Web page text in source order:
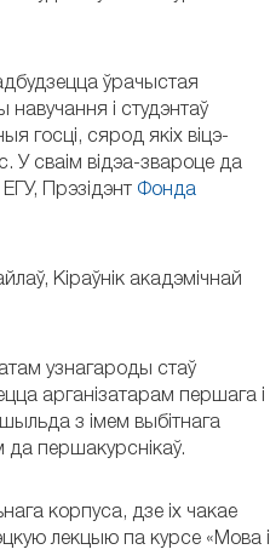
ўрачыстая
і студэнтаў
госці, сярод якіх віцэ-
У сваім відэа-звароце да
Прэзідэнт Фонда
Кіраўнік акадэмічнай
узнагароды стаў
арганізатарам першага і
з імем выбітнага
да першакурснікаў.
корпуса, дзе іх чакае
лекцыю па курсе «Мова і